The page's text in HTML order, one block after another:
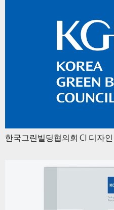
한국그린빌딩협의회 CI 디자인